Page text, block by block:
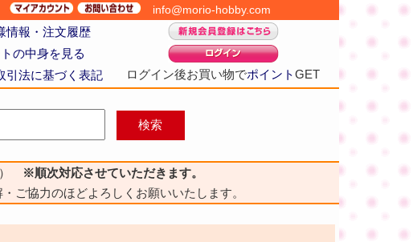
info@morio-hobby.com
情報・注文履歴
ログイン後お買い物でポイントGET
の中身を見る
引法に基づく表記
）
※順次対応させていただきます。
ご協力のほどよろしくお願いいたします。